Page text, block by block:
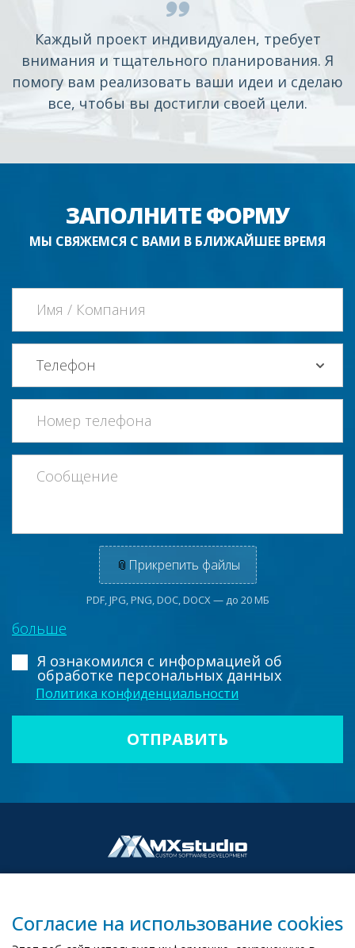
Каждый проект индивидуален, требует
внимания и тщательного планирования. Я
помогу вам реализовать ваши идеи и сделаю
все, чтобы вы достигли своей цели.
ЗАПОЛНИТЕ ФОРМУ
МЫ СВЯЖЕМСЯ С ВАМИ В БЛИЖАЙШЕЕ ВРЕМЯ
📎 Прикрепить файлы
PDF, JPG, PNG, DOC, DOCX — до 20 МБ
больше
Я ознакомился с информацией об
обработке персональных данных
Политика конфиденциальности
Согласие на использование cookies